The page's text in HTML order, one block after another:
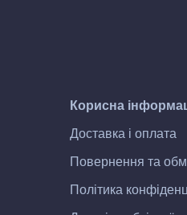
Корисна
Доставка і оплата
Повернення та
Політика